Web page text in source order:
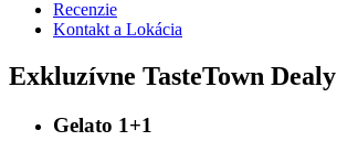
Recenzie
Kontakt a Lokácia
Exkluzívne TasteTown Dealy
Gelato 1+1